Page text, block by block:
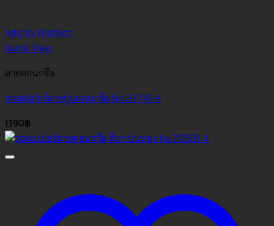
Add to Wishlist
Quick View
ลายคอนกรีต
วอลเปเปอร์ลายปูนคอนกรีต No.37741-4
1,190฿